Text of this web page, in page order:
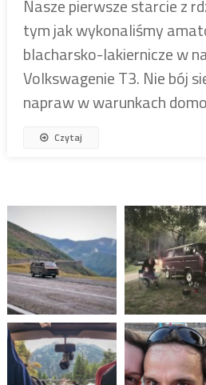
Nasze pierwsze starcie z
tym jak wykonaliśmy
blacharsko-lakiernicze w
Volkswagenie T3. Nie bój
napraw w warunkach
Czytaj